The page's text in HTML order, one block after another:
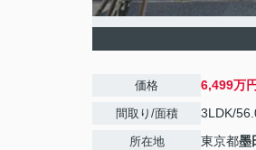
価格 6,499万円
間取り/面積 3LDK/
所在地 東京都墨